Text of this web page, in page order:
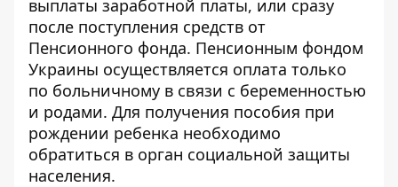
выплаты заработной платы, или сразу
после поступления средств от
Пенсионного фонда. Пенсионным фондом
Украины осуществляется оплата только
по больничному в связи с беременностью
и родами. Для получения пособия при
рождении ребенка необходимо
обратиться в орган социальной защиты
населения.